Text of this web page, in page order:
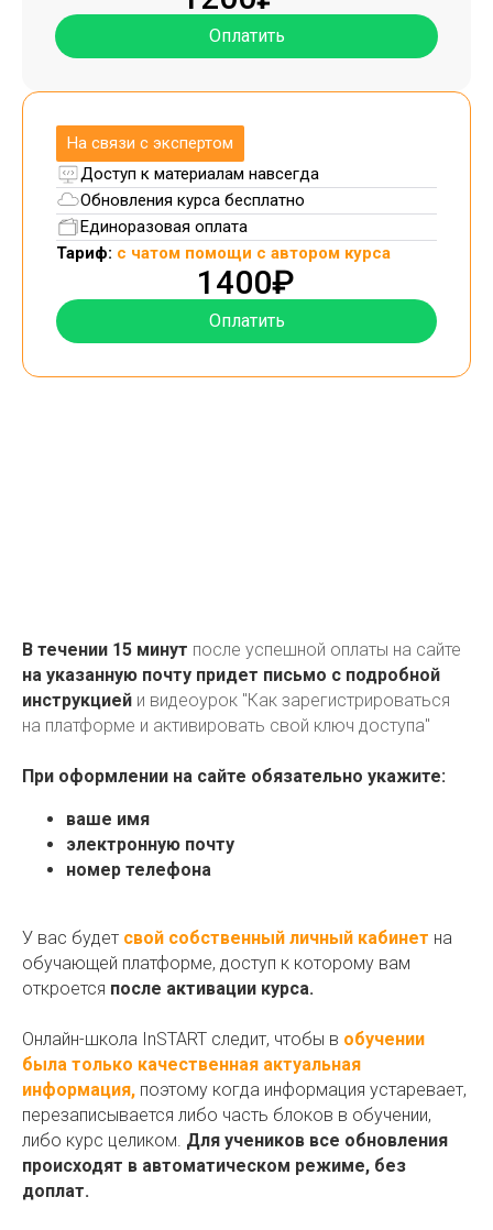
Оплатить
На связи с экспертом
Доступ к материалам навсегда
Обновления курса бесплатно
Единоразовая оплата
Тариф: с чатом помощи с автором курса
1400₽
Оплатить
В течении 15 минут после успешной оплаты на сайте
на указанную почту придет письмо с подробной
инструкцией и видеоурок "Как зарегистрироваться
на платформе и активировать свой ключ доступа"
При оформлении на сайте обязательно укажите:
ваше имя
электронную почту
номер телефона
У вас будет свой собственный личный кабинет на
обучающей платформе, доступ к которому вам
откроется после активации курса.
Онлайн-школа InSTART следит, чтобы в обучении
была только качественная актуальная
информация, поэтому когда информация устаревает,
перезаписывается либо часть блоков в обучении,
либо курс целиком. Для учеников все обновления
происходят в автоматическом режиме, без
доплат.